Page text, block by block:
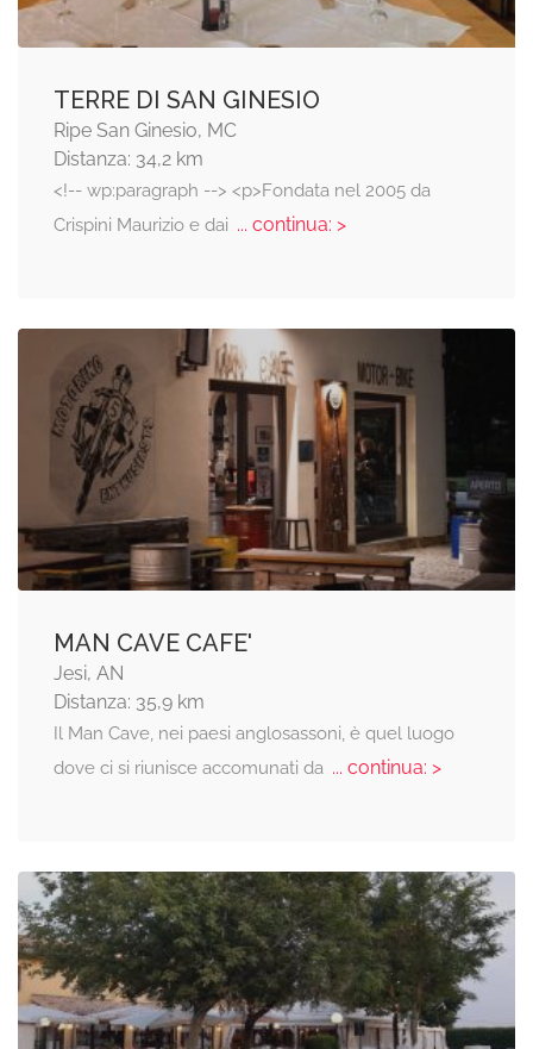
TERRE DI SAN GINESIO
Ripe San Ginesio, MC
Distanza: 34,2 km
<!-- wp:paragraph --> <p>Fondata nel 2005 da
Crispini Maurizio e dai ... continua: >
MAN CAVE CAFE'
Jesi, AN
Distanza: 35,9 km
Il Man Cave, nei paesi anglosassoni, è quel luogo
dove ci si riunisce accomunati da... continua: >